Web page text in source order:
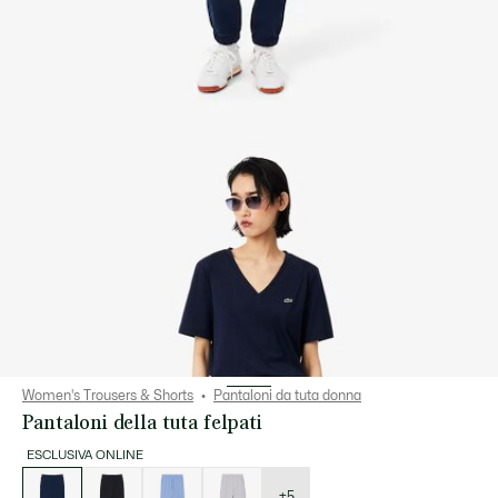
Women's Trousers & Shorts Pantaloni da tuta donna
Pantaloni della tuta felpati
ESCLUSIVA ONLINE
Elenco
delle